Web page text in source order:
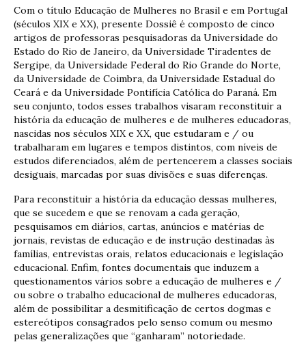
Com o título Educação de Mulheres no Brasil e em Portugal
(séculos XIX e XX), presente Dossiê é composto de cinco
artigos de professoras pesquisadoras da Universidade do
Estado do Rio de Janeiro, da Universidade Tiradentes de
Sergipe, da Universidade Federal do Rio Grande do Norte,
da Universidade de Coimbra, da Universidade Estadual do
Ceará e da Universidade Pontifícia Católica do Paraná. Em
seu conjunto, todos esses trabalhos visaram reconstituir a
história da educação de mulheres e de mulheres educadoras,
nascidas nos séculos XIX e XX, que estudaram e / ou
trabalharam em lugares e tempos distintos, com níveis de
estudos diferenciados, além de pertencerem a classes sociais
desiguais, marcadas por suas divisões e suas diferenças.
Para reconstituir a história da educação dessas mulheres,
que se sucedem e que se renovam a cada geração,
pesquisamos em diários, cartas, anúncios e matérias de
jornais, revistas de educação e de instrução destinadas às
famílias, entrevistas orais, relatos educacionais e legislação
educacional. Enfim, fontes documentais que induzem a
questionamentos vários sobre a educação de mulheres e /
ou sobre o trabalho educacional de mulheres educadoras,
além de possibilitar a desmitificação de certos dogmas e
estereótipos consagrados pelo senso comum ou mesmo
pelas generalizações que “ganharam” notoriedade.